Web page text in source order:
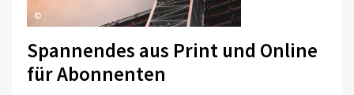
©
Spannendes aus Print und Online
für Abonnenten